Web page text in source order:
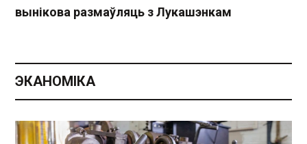
вынікова размаўляць з Лукашэнкам
ЭКАНОМІКА